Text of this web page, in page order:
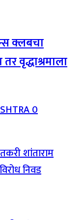
क्लबचा
वृद्धाश्रमाला
0